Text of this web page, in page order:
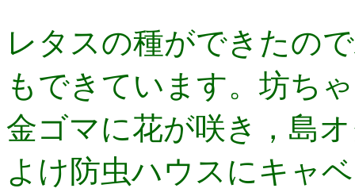
レタスの種ができたの
もできています。坊ち
金ゴマに花が咲き，島
よけ防虫ハウスに­キャ